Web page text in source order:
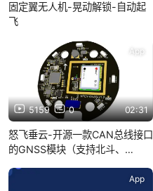
固定翼无人机-晃动解锁-自动起
飞
5159 0 02:31
App
怒飞垂云-开源一款CAN总线接口
的GNSS模块（支持北斗、
App